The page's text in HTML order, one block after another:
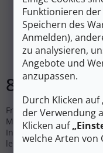
Funktionieren
Speichern des
Anmelden),
zu analysieren,
Angebote und
anzupassen.
Durch Klicken auf
der Verwendung
Klicken auf
welche Arten von
LOMER Damen
84 €
Freizeitschuhe aus
Membran und Vibram-
Innensohle sorgt für
leichten...